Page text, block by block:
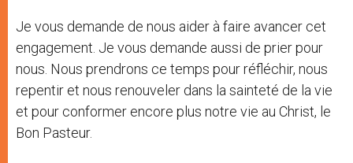
Je vous demande de nous aider à faire avancer cet
engagement. Je vous demande aussi de prier pour
nous. Nous prendrons ce temps pour réfléchir, nous
repentir et nous renouveler dans la sainteté de la vie
et pour conformer encore plus notre vie au Christ, le
Bon Pasteur.